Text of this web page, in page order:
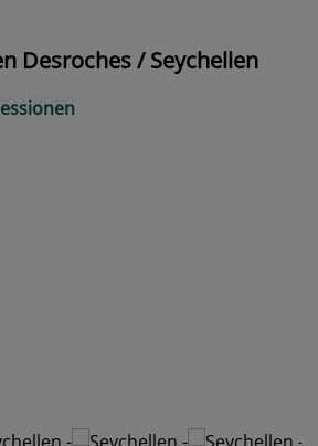
Desroches / Seychellen